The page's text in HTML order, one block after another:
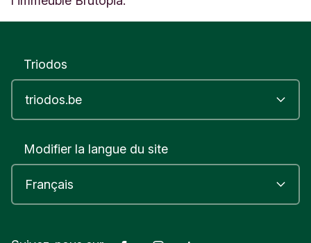
Triodos
Modifier la langue du site